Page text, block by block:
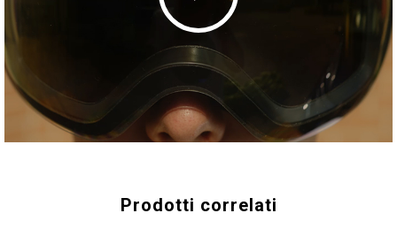
Prodotti correlati